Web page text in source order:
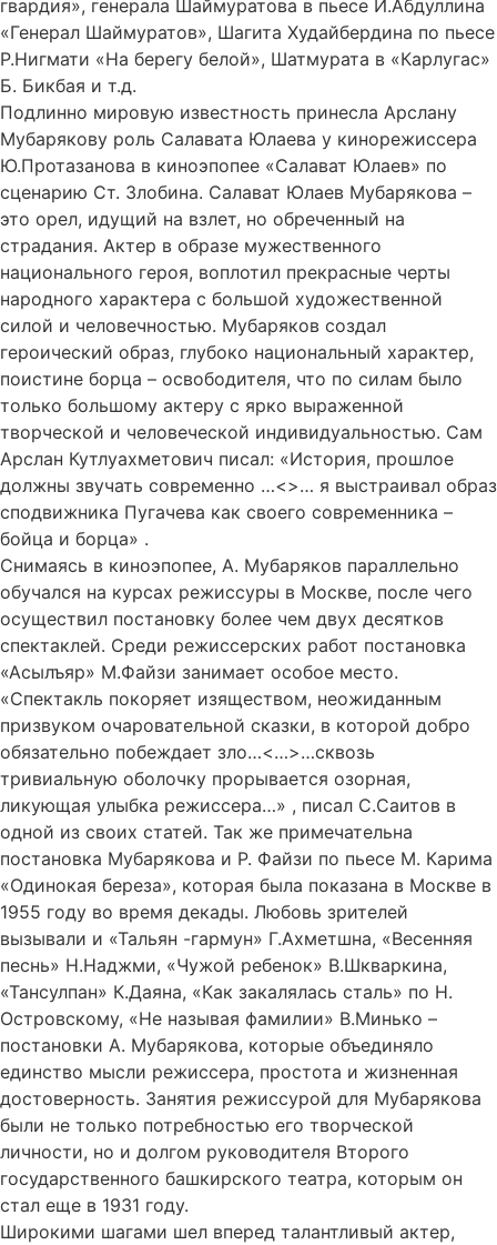
гвардия», генерала Шаймуратова в пьесе И.Абдуллина
«Генерал Шаймуратов», Шагита Худайбердина по пьесе
Р.Нигмати «На берегу белой», Шатмурата в «Карлугас»
Б. Бикбая и т.д.
Подлинно мировую известность принесла Арслану
Мубарякову роль Салавата Юлаева у кинорежиссера
Ю.Протазанова в киноэпопее «Салават Юлаев» по
сценарию Ст. Злобина. Салават Юлаев Мубарякова –
это орел, идущий на взлет, но обреченный на
страдания. Актер в образе мужественного
национального героя, воплотил прекрасные черты
народного характера с большой художественной
силой и человечностью. Мубаряков создал
героический образ, глубоко национальный характер,
поистине борца – освободителя, что по силам было
только большому актеру с ярко выраженной
творческой и человеческой индивидуальностью. Сам
Арслан Кутлуахметович писал: «История, прошлое
должны звучать современно …<>… я выстраивал образ
сподвижника Пугачева как своего современника –
бойца и борца» .
Снимаясь в киноэпопее, А. Мубаряков параллельно
обучался на курсах режиссуры в Москве, после чего
осуществил постановку более чем двух десятков
спектаклей. Среди режиссерских работ постановка
«Асылъяр» М.Файзи занимает особое место.
«Спектакль покоряет изяществом, неожиданным
призвуком очаровательной сказки, в которой добро
обязательно побеждает зло…<…>…сквозь
тривиальную оболочку прорывается озорная,
ликующая улыбка режиссера…» , писал С.Саитов в
одной из своих статей. Так же примечательна
постановка Мубарякова и Р. Файзи по пьесе М. Карима
«Одинокая береза», которая была показана в Москве в
1955 году во время декады. Любовь зрителей
вызывали и «Тальян -гармун» Г.Ахметшна, «Весенняя
песнь» Н.Наджми, «Чужой ребенок» В.Шкваркина,
«Тансулпан» К.Даяна, «Как закалялась сталь» по Н.
Островскому, «Не называя фамилии» В.Минько –
постановки А. Мубарякова, которые объединяло
единство мысли режиссера, простота и жизненная
достоверность. Занятия режиссурой для Мубарякова
были не только потребностью его творческой
личности, но и долгом руководителя Второго
государственного башкирского театра, которым он
стал еще в 1931 году.
Широкими шагами шел вперед талантливый актер,